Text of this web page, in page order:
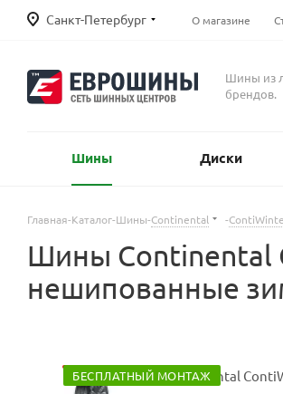
Санкт-Петербург О магазине
Шины из
брендов.
Шины Диски
Главная-Каталог-Шины-Continental -
Шины Continental
нешипованные
БЕСПЛАТНЫЙ МОНТАЖ